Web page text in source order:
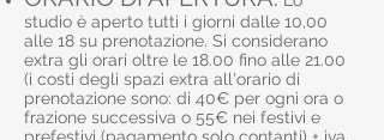
studio è aperto tutti i giorni dalle 10,00
alle 18 su prenotazione. Si considerano
extra gli orari oltre le 18.00 fino alle 21.00
(i costi degli spazi extra all'orario di
prenotazione sono: di 40€ per ogni ora o
frazione successiva o 55€ nei festivi e